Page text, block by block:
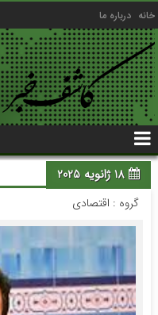
خانه درباره ما
18 ژانویه 2025
گروه : اقتصادی